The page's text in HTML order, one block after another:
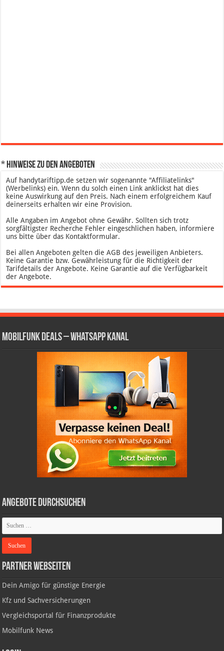
* Hinweise zu den Angeboten
Auf handytariftipp.de setzen wir sogenannte "Affiliatelinks"
(Werbelinks) ein. Wenn du solch einen Link anklickst hat dies
keine Auswirkung auf den Preis. Nach einem erfolgreichem Kauf
deinerseits erhalten wir eine Provision.
Alle Angaben im Angebot ohne Gewähr. Sollten sich trotz
sorgfältigster Recherche Fehler eingeschlichen haben, informiere
uns bitte über das Kontaktformular.
Bei allen Angeboten gelten die AGB des jeweiligen Anbieters.
Keine Garantie bzw. Gewährleistung für die Richtigkeit der
Tarifdetails der Angebote. Keine Garantie auf die Verfügbarkeit
der Angebote.
Mobilfunk Deals – WhatsApp Kanal
Angebote durchsuchen
Partner Webseiten
Dein Amigo für günstige Energie
Kfz und Sachversicherungen
Vergleichsportal für Finanzprodukte
Mobilfunk News